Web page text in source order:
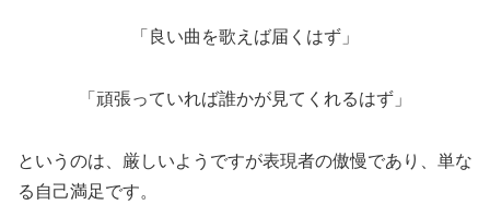
「良い曲を歌えば届くはず」
「頑張っていれば誰かが見てくれるはず」
というのは、厳しいようですが表現者の傲慢であり、単な
る自己満足です。